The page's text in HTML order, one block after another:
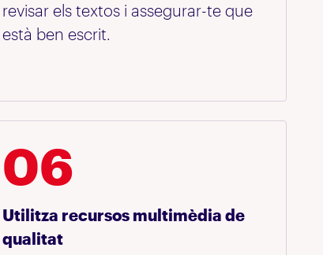
revisar els textos i assegurar-te que
està ben escrit.
06
Utilitza recursos multimèdia de
qualitat